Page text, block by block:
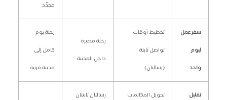
محدّد
سفر عمل
ليوم
واحد
تخطيط أوقات
تواصل ثابتة
(رسالتان)
رحلة قصيرة
داخل المدينة
رحلة يوم
كامل إلى
مدينة قريبة
تقليل تحويل المكالمات رسالتان ثابتتان